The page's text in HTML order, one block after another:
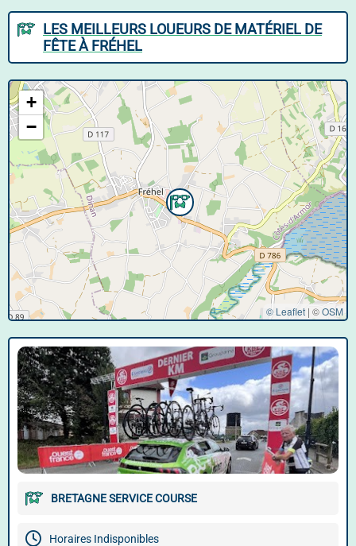
LES MEILLEURS LOUEURS DE MATÉRIEL DE
FÊTE À FRÉHEL
+
−
© Leaflet | ©OSM
BRETAGNE SERVICE COURSE
Horaires Indisponibles